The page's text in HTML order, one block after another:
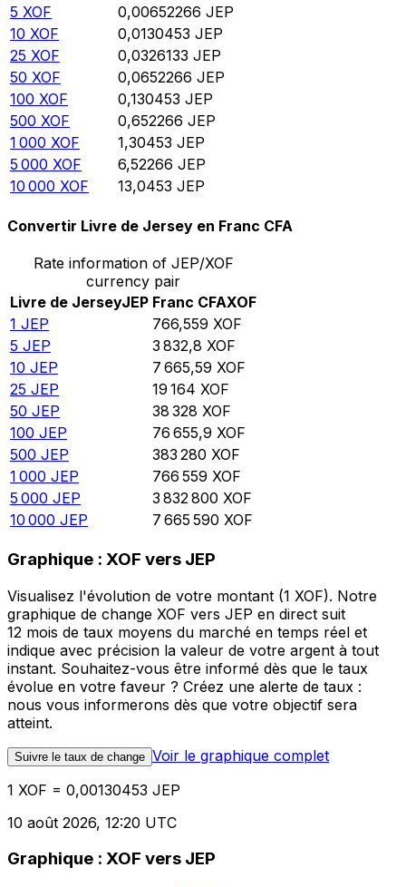
5 XOF 0,00652266 JEP
10 XOF 0,0130453 JEP
25 XOF 0,0326133 JEP
50 XOF 0,0652266 JEP
100 XOF 0,130453 JEP
500 XOF 0,652266 JEP
1 000 XOF 1,30453 JEP
5 000 XOF 6,52266 JEP
10 000 XOF 13,0453 JEP
Convertir Livre de Jersey en Franc CFA
Rate information of JEP/XOF
currency pair
Livre de JerseyJEP Franc CFAXOF
1 JEP 766,559 XOF
5 JEP 3 832,8 XOF
10 JEP 7 665,59 XOF
25 JEP 19 164 XOF
50 JEP 38 328 XOF
100 JEP 76 655,9 XOF
500 JEP 383 280 XOF
1 000 JEP 766 559 XOF
5 000 JEP 3 832 800 XOF
10 000 JEP 7 665 590 XOF
Graphique : XOF vers JEP
Visualisez l'évolution de votre montant (1 XOF). Notre
graphique de change XOF vers JEP en direct suit
12 mois de taux moyens du marché en temps réel et
indique avec précision la valeur de votre argent à tout
instant. Souhaitez-vous être informé dès que le taux
évolue en votre faveur ? Créez une alerte de taux :
nous vous informerons dès que votre objectif sera
atteint.
Suivre le taux de change Voir le graphique complet
1 XOF = 0,00130453 JEP
10 août 2026, 12:20 UTC
Graphique : XOF vers JEP